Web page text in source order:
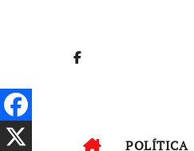
POLÍTICA